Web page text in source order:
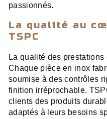
passionnés.
La qualité au
TSPC
La qualité des
Chaque pièce en inox
soumise à des contrôles
finition irréprochable.
clients des produits
adaptés à leurs besoins